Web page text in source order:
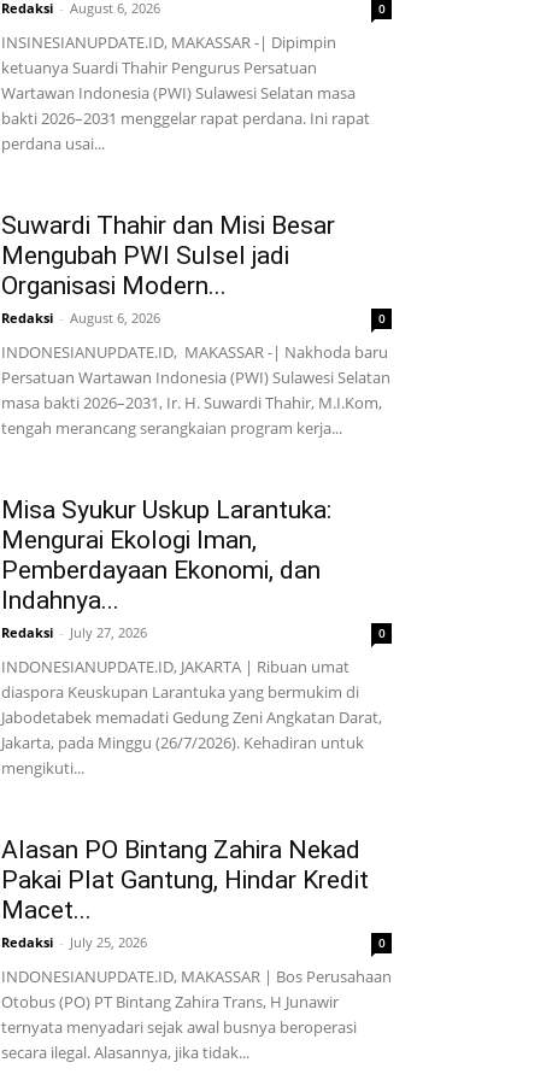
Redaksi - August 6, 2026 0
INSINESIANUPDATE.ID, MAKASSAR -| Dipimpin
ketuanya Suardi Thahir Pengurus Persatuan
Wartawan Indonesia (PWI) Sulawesi Selatan masa
bakti 2026–2031 menggelar rapat perdana. Ini rapat
perdana usai...
Suwardi Thahir dan Misi Besar
Mengubah PWI Sulsel jadi
Organisasi Modern...
Redaksi - August 6, 2026 0
INDONESIANUPDATE.ID, MAKASSAR -| Nakhoda baru
Persatuan Wartawan Indonesia (PWI) Sulawesi Selatan
masa bakti 2026–2031, Ir. H. Suwardi Thahir, M.I.Kom,
tengah merancang serangkaian program kerja...
Misa Syukur Uskup Larantuka:
Mengurai Ekologi Iman,
Pemberdayaan Ekonomi, dan
Indahnya...
Redaksi - July 27, 2026 0
INDONESIANUPDATE.ID, JAKARTA | Ribuan umat
diaspora Keuskupan Larantuka yang bermukim di
Jabodetabek memadati Gedung Zeni Angkatan Darat,
Jakarta, pada Minggu (26/7/2026). Kehadiran untuk
mengikuti...
Alasan PO Bintang Zahira Nekad
Pakai Plat Gantung, Hindar Kredit
Macet...
Redaksi - July 25, 2026 0
INDONESIANUPDATE.ID, MAKASSAR | Bos Perusahaan
Otobus (PO) PT Bintang Zahira Trans, H Junawir
ternyata menyadari sejak awal busnya beroperasi
secara ilegal. Alasannya, jika tidak...